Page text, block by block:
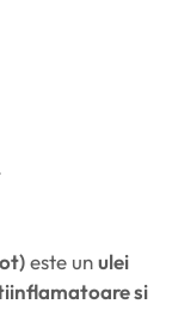
este unulei
si